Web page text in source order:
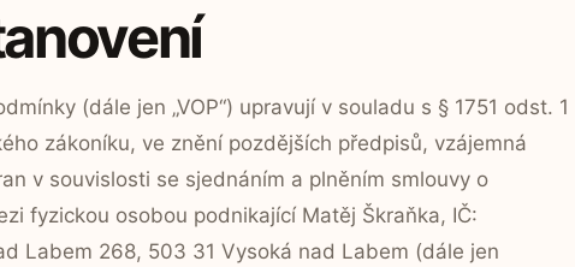
(dále jen „VOP“) upravují v souladu s § 1751 odst. 1
zákoníku, ve znění pozdějších předpisů, vzájemná
v souvislosti se sjednáním a plněním smlouvy o
fyzickou osobou podnikající Matěj Škraňka, IČ:
Labem 268, 503 31 Vysoká nad Labem (dále jen